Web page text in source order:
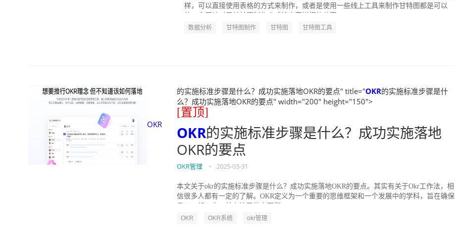
样，可以直接使用表格的方式来制作，或者是使用一些线上工具来制作甘特图都是可以
数据分析 甘特图制作 甘特图 甘特图工具
OKR
的实施标准步骤是什么？成功实施落地OKR的要点" title="OKR的实施标准步骤是什
么？成功实施落地OKR的要点" width="200" height="150">
[置顶]
OKR的实施标准步骤是什么？成功实施落地
OKR的要点
OKR管理 • 2025-03-31
本文关于okr的实施标准步骤是什么？成功实施落地OKR的要点。其实有关于Okr工作法，相
信很多人都有一定的了解。OKR定义为一个重要的思维框架和一个发展中的学科，旨在确保
OKR OKR系统 okr管理